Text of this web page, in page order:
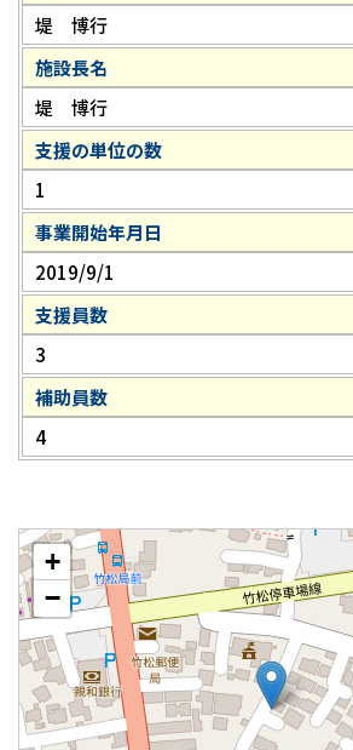
堤 博行
施設長名
堤 博行
支援の単位の数
1
事業開始年月日
2019/9/1
支援員数
3
補助員数
4
+
−